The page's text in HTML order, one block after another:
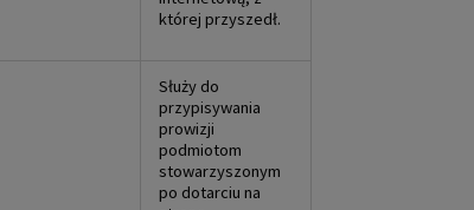
której przyszedł.
Służy do
przypisywania
prowizji
podmiotom
stowarzyszonym
po dotarciu na